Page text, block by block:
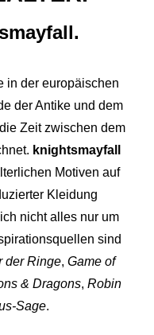
in der europäischen
der Antike und dem
Zeit zwischen dem
knightsmayfall
Motiven auf
Kleidung
nicht alles nur um
sind
der Ringe, Game of
& Dragons, Robin
Sage.